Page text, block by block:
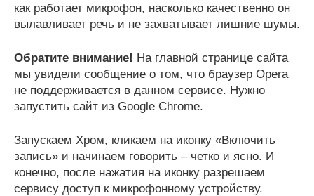
как работает микрофон, насколько качественно он
вылавливает речь и не захватывает лишние шумы.
Обратите внимание! На главной странице сайта
мы увидели сообщение о том, что браузер Opera
не поддерживается в данном сервисе. Нужно
запустить сайт из Google Chrome.
Запускаем Хром, кликаем на иконку «Включить
запись» и начинаем говорить – четко и ясно. И
конечно, после нажатия на иконку разрешаем
сервису доступ к микрофонному устройству.